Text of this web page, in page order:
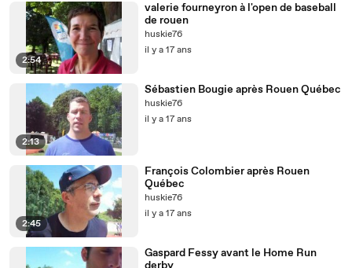
2:54
valerie fourneyron à l'open de baseball
de rouen
huskie76
il y a 17 ans
2:13
Sébastien Bougie après Rouen Québec
huskie76
il y a 17 ans
2:45
François Colombier après Rouen
Québec
huskie76
il y a 17 ans
Gaspard Fessy avant le Home Run